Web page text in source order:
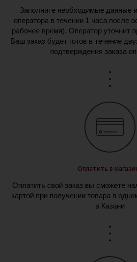
Заполните необходимые данные
оператора в течении 1 часа после
рабочее время). Оператор уточнит
Ваш заказ будет готов в течение
подтверждения заказа
Оплатить в
Оплатить свой заказ вы сможете
картой при получении товара в
в Казани